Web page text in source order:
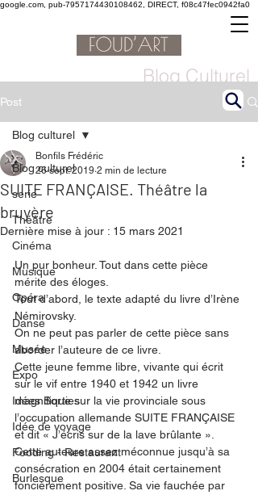
google.com, pub-7957174430108462, DIRECT, f08c47fec0942fa0
Blog Culturel
Post
Blog culturel
serie
Théâtre
Cinéma
Musique
Opéra
Danse
Musée
Expo
Idées Sorties
Idée de voyage
Fooding - Restaurant
Burlesque
Blog culturel
SUITE FRANÇAISE. Théâtre la
bruyère
Bonfils Frédéric
26 sept. 2019 2 min de lecture
Dernière mise à jour : 15 mars 2021
Un pur bonheur. Tout dans cette pièce
mérite des éloges.
Tout d’abord, le texte adapté du livre d’Irène
Némirovsky.
On ne peut pas parler de cette pièce sans
aborder l’auteure de ce livre.
Cette jeune femme libre, vivante qui écrit
sur le vif entre 1940 et 1942 un livre
magnifique sur la vie provinciale sous
l’occupation allemande SUITE FRANÇAISE
et dit « J’écris sur de la lave brûlante ».
Cette auteure assez méconnue jusqu’à sa
consécration en 2004 était certainement
foncièrement positive. Sa vie fauchée par